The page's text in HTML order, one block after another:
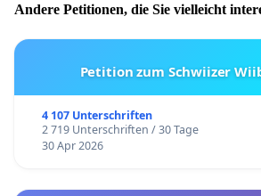
Andere Petitionen, die Sie vielleicht
Petition zum Schwiizer
4 107 Unterschriften
2 719 Unterschriften / 30 Tage
30 Apr 2026